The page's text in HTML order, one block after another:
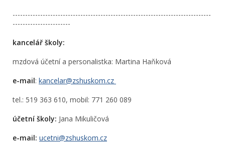
-------------------------------------------------------------------------------
-----------------------
kancelář školy:
mzdová účetní a personalistka: Martina Haňková
e-mail: kancelar@zshuskom.cz
tel.: 519 363 610, mobil: 771 260 089
účetní školy: Jana Mikuličová
e-mail: ucetni@zshuskom.cz